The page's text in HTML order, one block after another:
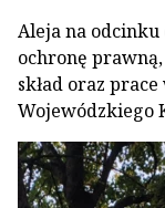
Aleja na odcinku
ochronę
skład oraz
Wojewódzkiego